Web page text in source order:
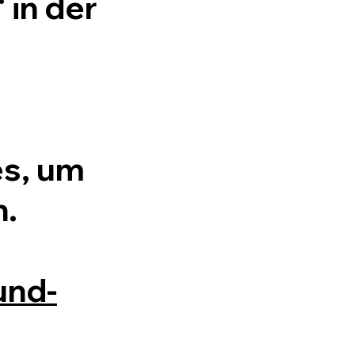
um